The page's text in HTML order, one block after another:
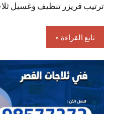
ترتيب فريزر تنظيف وغسيل
تابع القراءة